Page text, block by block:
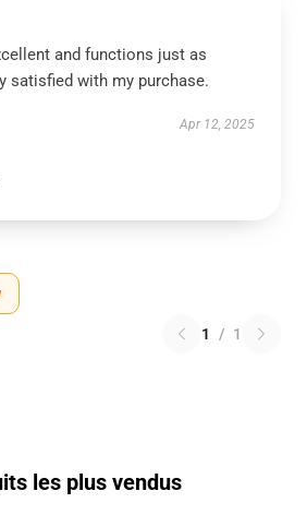
and functions just as
satisfied with my purchase.
Apr 12, 2025
1 / 1
les plus vendus